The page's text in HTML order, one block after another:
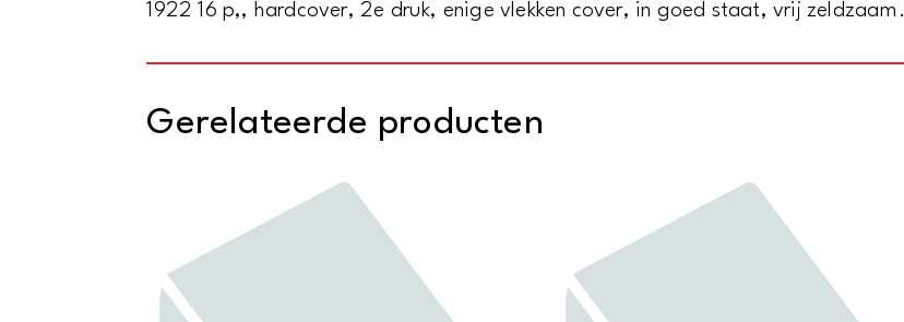
1922 16 p,, hardcover, 2e druk, enige vlekken cover, in goed staat, vrij zeldzaam.
Gerelateerde producten